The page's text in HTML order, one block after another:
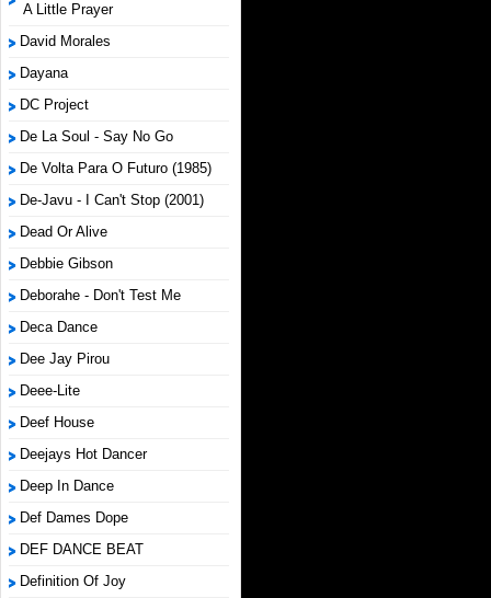
A Little Prayer
David Morales
Dayana
DC Project
De La Soul - Say No Go
De Volta Para O Futuro (1985)
De-Javu - I Can't Stop (2001)
Dead Or Alive
Debbie Gibson
Deborahe - Don't Test Me
Deca Dance
Dee Jay Pirou
Deee-Lite
Deef House
Deejays Hot Dancer
Deep In Dance
Def Dames Dope
DEF DANCE BEAT
Definition Of Joy